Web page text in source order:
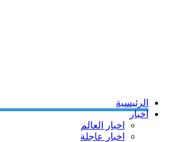
الرئيسية
اخبار
اخبار العالم
اخبار عاجلة